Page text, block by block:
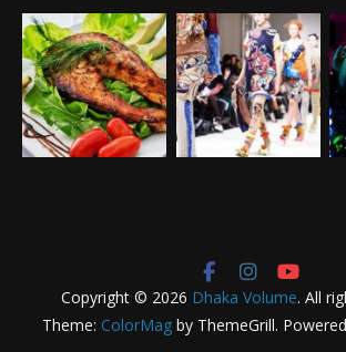
Copyright © 2026 Dhaka Volume. All
Theme: ColorMag by ThemeGrill.